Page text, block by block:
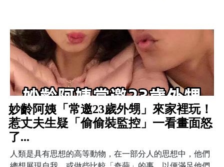
妙齡阿姨「常邀23歲外甥」來家裡玩！
惹丈夫生疑「偷偷裝監控」一看畫面怒
了...
人類是具有思想的高等動物，在一部分人的思想中，他們